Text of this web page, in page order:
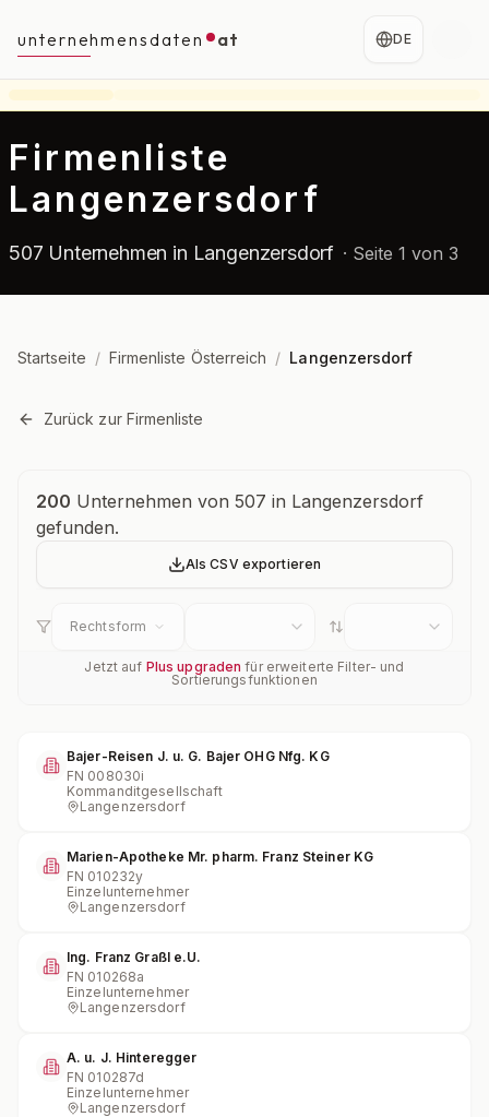
unternehmensdaten at DE
Firmenliste
Langenzersdorf
507 Unternehmen in Langenzersdorf · Seite 1 von 3
Startseite / Firmenliste Österreich / Langenzersdorf
Zurück zur Firmenliste
Unternehmensübersicht
200 Unternehmen von 507 in Langenzersdorf
gefunden.
Als CSV exportieren
Rechtsform
Jetzt auf Plus upgraden für erweiterte Filter- und
Sortierungsfunktionen
Bajer-Reisen J. u. G. Bajer OHG Nfg. KG
FN 008030i
Kommanditgesellschaft
Langenzersdorf
Marien-Apotheke Mr. pharm. Franz Steiner KG
FN 010232y
Einzelunternehmer
Langenzersdorf
Ing. Franz Graßl e.U.
FN 010268a
Einzelunternehmer
Langenzersdorf
A. u. J. Hinteregger
FN 010287d
Einzelunternehmer
Langenzersdorf